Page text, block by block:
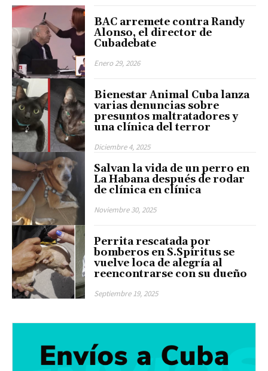
BAC arremete contra Randy
Alonso, el director de
Cubadebate
Enero 29, 2026
Bienestar Animal Cuba lanza
varias denuncias sobre
presuntos maltratadores y
una clínica del terror
Diciembre 4, 2025
Salvan la vida de un perro en
La Habana después de rodar
de clínica en clínica
Noviembre 30, 2025
Perrita rescatada por
bomberos en S.Spíritus se
vuelve loca de alegría al
reencontrarse con su dueño
Septiembre 19, 2025